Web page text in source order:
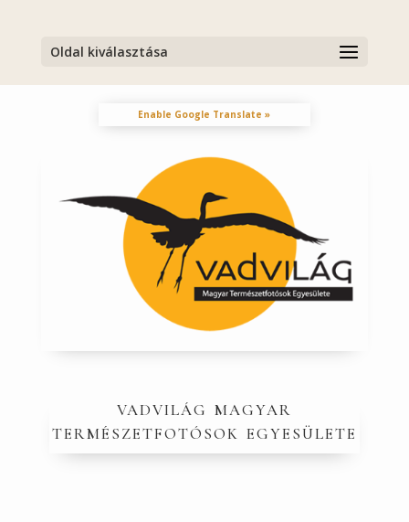
Oldal kiválasztása
Enable Google Translate »
vadvilág magyar
természetfotósok egyesülete